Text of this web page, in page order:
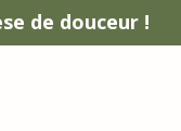
de douceur !